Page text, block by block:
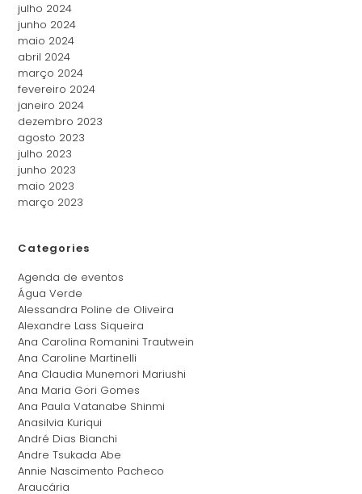
julho 2024
junho 2024
maio 2024
abril 2024
março 2024
fevereiro 2024
janeiro 2024
dezembro 2023
agosto 2023
julho 2023
junho 2023
maio 2023
março 2023
Categories
Agenda de eventos
Água Verde
Alessandra Poline de Oliveira
Alexandre Lass Siqueira
Ana Carolina Romanini Trautwein
Ana Caroline Martinelli
Ana Claudia Munemori Mariushi
Ana Maria Gori Gomes
Ana Paula Vatanabe Shinmi
Anasilvia Kuriqui
André Dias Bianchi
Andre Tsukada Abe
Annie Nascimento Pacheco
Araucária